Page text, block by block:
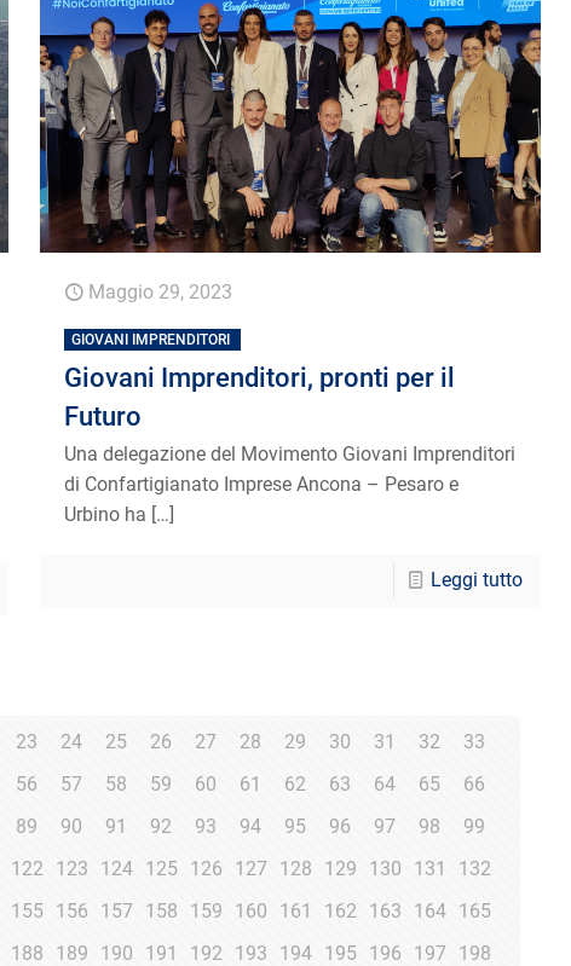
Maggio 29, 2023
GIOVANI IMPRENDITORI
Giovani Imprenditori, pronti per il
Futuro
Una delegazione del Movimento Giovani Imprenditori
di Confartigianato Imprese Ancona – Pesaro e
Urbino ha […]
Leggi tutto
23 24 25 26 27 28 29 30 31 32
33
56 57 58 59 60 61 62 63 64 65
66
89 90 91 92 93 94 95 96 97 98
99
122 123 124 125 126 127 128 129 130 131
132
155 156 157 158 159 160 161 162 163 164
165
188 189 190 191 192 193 194 195 196 197
198